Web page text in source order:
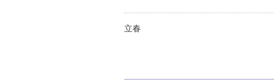
立春